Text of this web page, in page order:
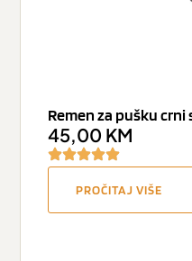
Remen za pušku crni
45,00 KM
PROČITAJ VIŠE